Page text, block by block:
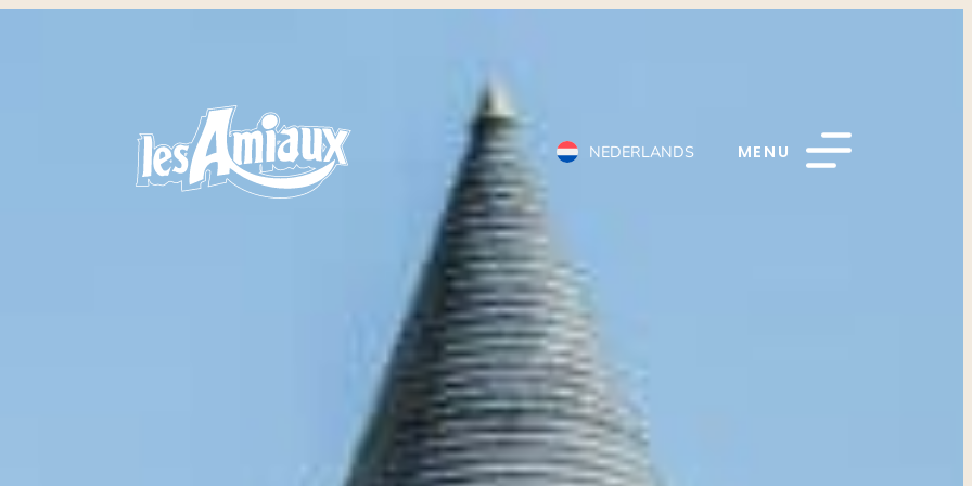
NEDERLANDS MENU